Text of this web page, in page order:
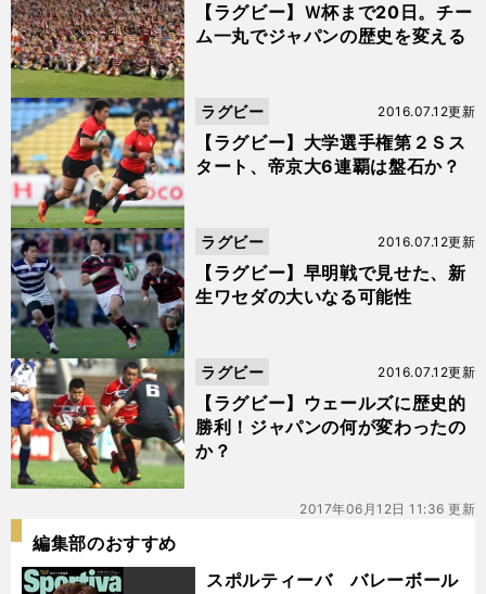
【ラグビー】Ｗ杯まで20日。チー
ム一丸でジャパンの歴史を変える
【ラグビー】大学選手権第２Ｓス
タート、帝京大6連覇は盤石か？
2016.07.12更新
ラグビー
【ラグビー】早明戦で見せた、新
生ワセダの大いなる可能性
2016.07.12更新
ラグビー
【ラグビー】ウェールズに歴史的
勝利！ジャパンの何が変わったの
か？
2016.07.12更新
ラグビー
2017年06月12日 11:36 更新
編集部のおすすめ
スポルティーバ バレーボール